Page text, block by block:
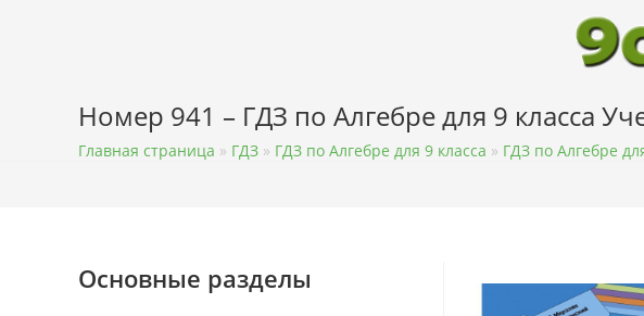
Номер 941 – ГДЗ по Алгебре для 9 класса
Главная страница » ГДЗ » ГДЗ по Алгебре для 9 класса » ГДЗ по Алгебре
Основные разделы